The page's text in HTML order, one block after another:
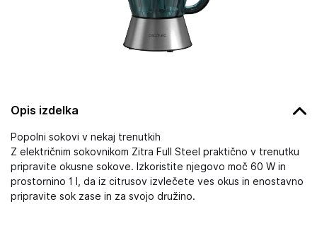
Opis izdelka
Popolni sokovi v nekaj trenutkih
Z električnim sokovnikom Zitra Full Steel praktično v trenutku
pripravite okusne sokove. Izkoristite njegovo moč 60 W in
prostornino 1 l, da iz citrusov izvlečete ves okus in enostavno
pripravite sok zase in za svojo družino.